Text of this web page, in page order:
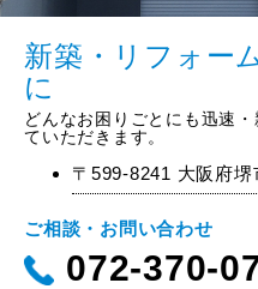
新築・リフォー
に
どんなお困りごとにも迅速
ていただきます。
〒599-8241 大阪府
ご相談・お問い合わせ
072-370-